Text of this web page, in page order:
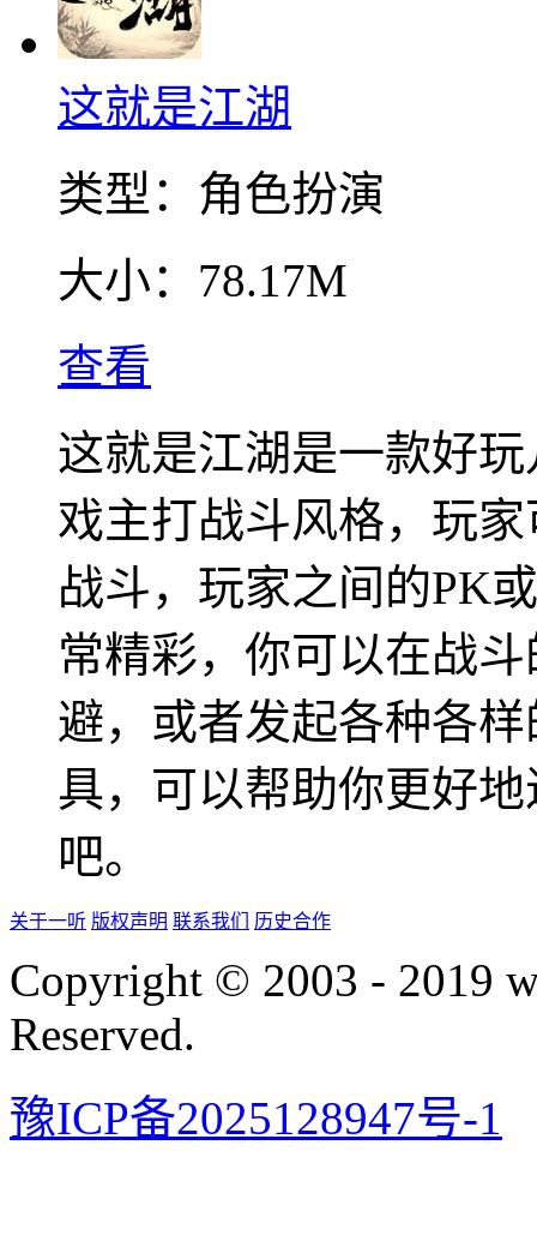
这就是江湖
类型： 角色扮演
大小： 78.17M
查看
这就是江湖是一款好
戏主打战斗风格，玩
战斗，玩家之间的PK
常精彩，你可以在战
避，或者发起各种各
具，可以帮助你更好
吧。
关于一听 版权声明 联系我们 历史合作
Copyright © 2003 - 2019
Reserved.
豫ICP备2025128947号-1